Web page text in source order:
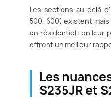
Les sections au-delà
500, 600) existent
en résidentiel : on leur
offrent un meilleur
Les
S235JR et